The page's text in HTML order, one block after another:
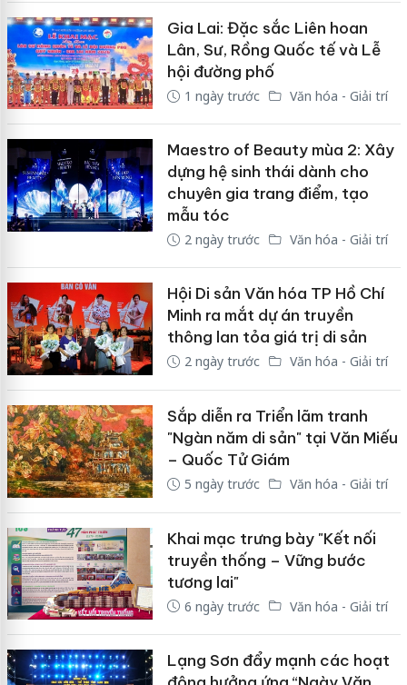
Gia Lai: Đặc sắc Liên hoan
Lân, Sư, Rồng Quốc tế và Lễ
hội đường phố
1 ngày trước Văn hóa - Giải trí
Maestro of Beauty mùa 2: Xây
dựng hệ sinh thái dành cho
chuyên gia trang điểm, tạo
mẫu tóc
2 ngày trước Văn hóa - Giải trí
Hội Di sản Văn hóa TP Hồ Chí
Minh ra mắt dự án truyền
thông lan tỏa giá trị di sản
2 ngày trước Văn hóa - Giải trí
Sắp diễn ra Triển lãm tranh
"Ngàn năm di sản" tại Văn Miếu
– Quốc Tử Giám
5 ngày trước Văn hóa - Giải trí
Khai mạc trưng bày "Kết nối
truyền thống – Vững bước
tương lai"
6 ngày trước Văn hóa - Giải trí
Lạng Sơn đẩy mạnh các hoạt